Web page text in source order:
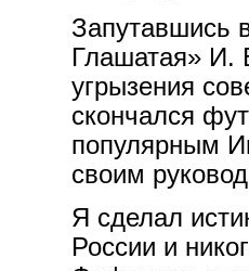
Запутавшись
Глашатая» И.
угрызения
скончался
популярным
своим
Я сделал
России и